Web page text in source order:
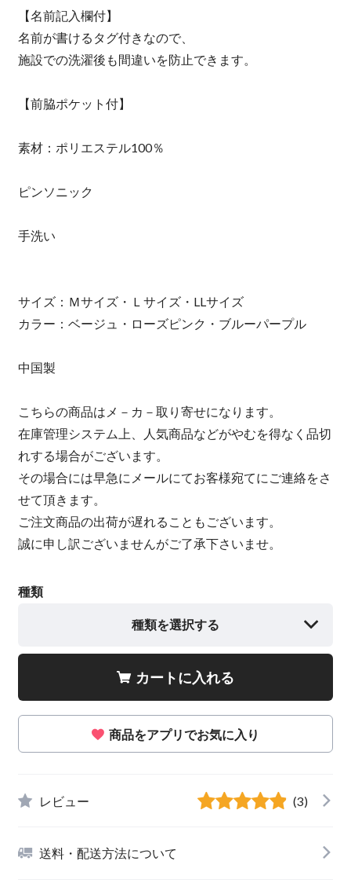
【名前記入欄付】
名前が書けるタグ付きなので、
施設での洗濯後も間違いを防止できます。
【前脇ポケット付】
素材：ポリエステル100％
ピンソニック
手洗い
サイズ：Ｍサイズ・Ｌサイズ・LLサイズ
カラー：ベージュ・ローズピンク・ブルーパープル
中国製
こちらの商品はメ－カ－取り寄せになります。
在庫管理システム上、人気商品などがやむを得なく品切
れする場合がございます。
その場合には早急にメールにてお客様宛てにご連絡をさ
せて頂きます。
ご注文商品の出荷が遅れることもございます。
誠に申し訳ございませんがご了承下さいませ。
種類
種類を選択する
カートに入れる
商品をアプリでお気に入り
レビュー (3)
送料・配送方法について